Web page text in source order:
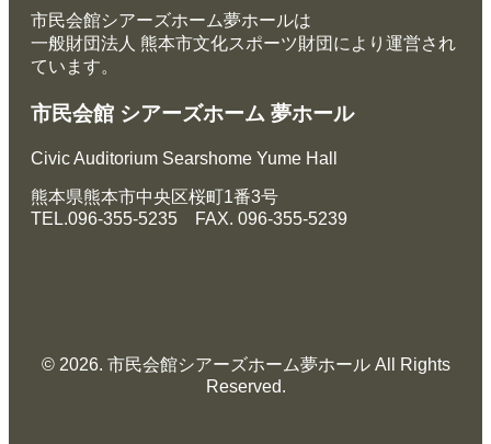
施
設
ご
利
に
い
て
ん
な
市民会館シアーズホーム夢ホールは
一般財団法人 熊本市文化スポーツ財団により運営され
ています。
市民会館 シアーズホーム 夢ホール
Civic Auditorium Searshome Yume Hall
熊本県熊本市中央区桜町1番3号
TEL.096-355-5235 FAX. 096-355-5239
© 2026. 市民会館シアーズホーム夢ホール All Rights
Reserved.